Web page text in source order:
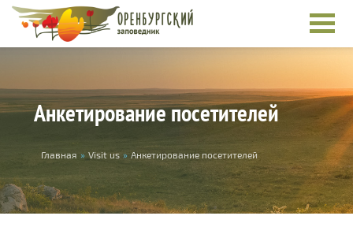
Skip to main content
Анкетирование посетителей
You are here
Главная » Visit us » Анкетирование посетителей